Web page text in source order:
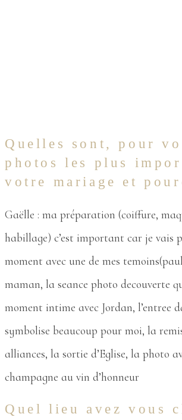
Quelles sont, pour
photos les plus
votre mariage et
Gaëlle : ma préparation (coiffure,
habillage) c’est important car je vais
moment avec une de mes
maman, la seance photo decouverte
moment intime avec Jordan, l’entree
symbolise beaucoup pour moi, la
alliances, la sortie d’Eglise, la photo
champagne au vin d’honneur
Quel lieu avez vous